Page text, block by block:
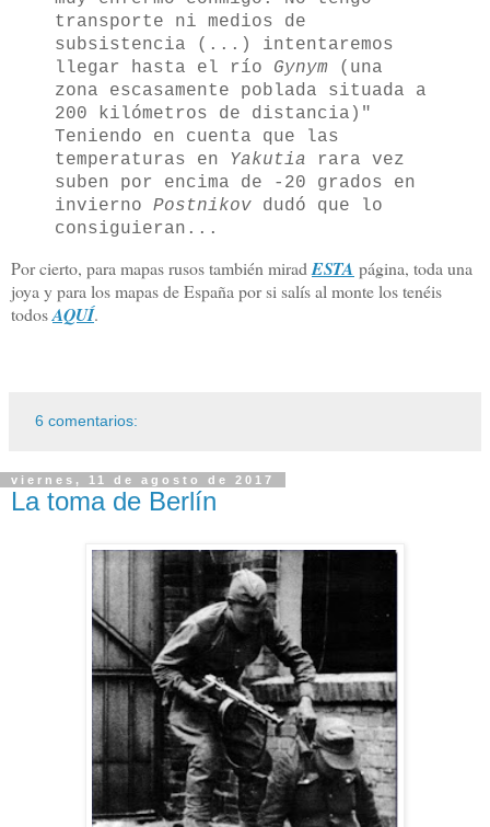
transporte ni medios de
subsistencia (...) intentaremos
llegar hasta el río Gynym
(una
zona escasamente poblada situada a
200 kilómetros de distancia)"
Teniendo en cuenta que las
temperaturas en
Yakutia
rara vez
suben por encima de -20 grados en
invierno Postnikov dudó que lo
consiguieran...
Por cierto, para mapas rusos también miradESTA página, toda una
joya y para los mapas de España por si salís al monte los tenéis
todosAQUÍ.
6 comentarios:
viernes, 11 de agosto de 2017
La toma de Berlín